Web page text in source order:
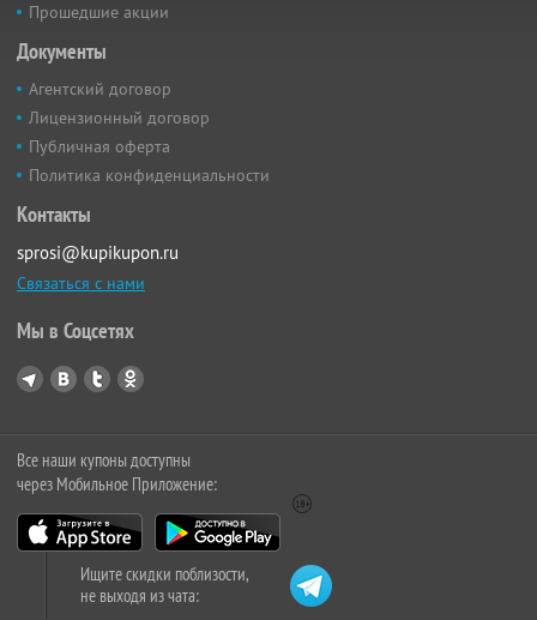
Прошедшие акции
Документы
Агентский договор
Лицензионный договор
Публичная оферта
Политика конфиденциальности
Контакты
sprosi@kupikupon.ru
Связаться с нами
Мы в Соцсетях
Все наши купоны доступны
через Мобильное Приложение:
Ищите скидки поблизости,
не выходя из чата: